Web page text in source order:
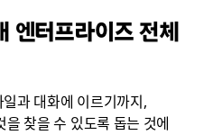
엔터프라이즈 전체
과 대화에 이르기까지,
찾을 수 있도록 돕는 것에